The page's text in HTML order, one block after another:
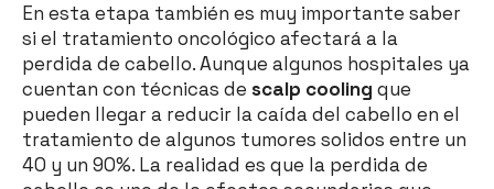
En esta etapa también es muy importante saber
si el tratamiento oncológico afectará a la
perdida de cabello. Aunque algunos hospitales ya
cuentan con técnicas de scalp cooling que
pueden llegar a reducir la caída del cabello en el
tratamiento de algunos tumores solidos entre un
40 y un 90%. La realidad es que la perdida de